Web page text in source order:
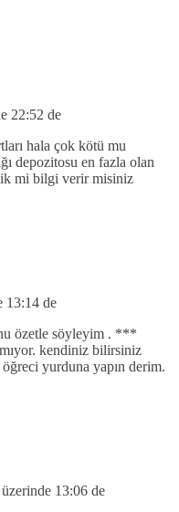
22:52 de
hala çok kötü mu
depozitosu en fazla olan
mi bilgi verir misiniz
13:14 de
özetle söyleyim . ***
kendiniz bilirsiniz
yurduna yapın derim.
13:06 de